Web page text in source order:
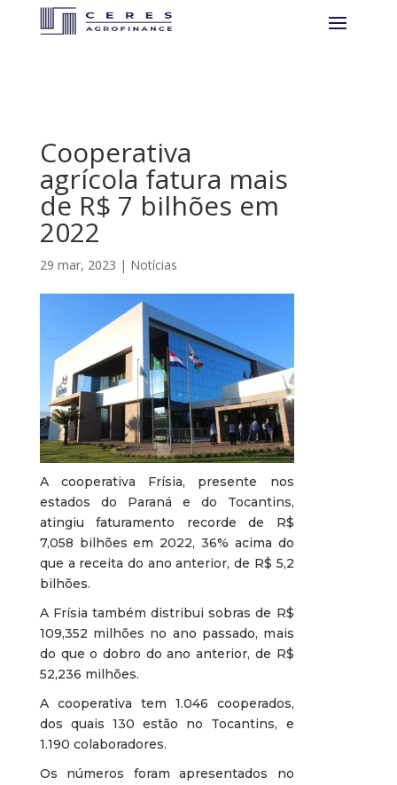
Cooperativa
agrícola fatura mais
de R$ 7 bilhões em
2022
29 mar, 2023 | Notícias
A cooperativa Frísia, presente nos
estados do Paraná e do Tocantins,
atingiu faturamento recorde de R$
7,058 bilhões em 2022, 36% acima do
que a receita do ano anterior, de R$ 5,2
bilhões.
A Frísia também distribui sobras de R$
109,352 milhões no ano passado, mais
do que o dobro do ano anterior, de R$
52,236 milhões.
A cooperativa tem 1.046 cooperados,
dos quais 130 estão no Tocantins, e
1.190 colaboradores.
Os números foram apresentados no